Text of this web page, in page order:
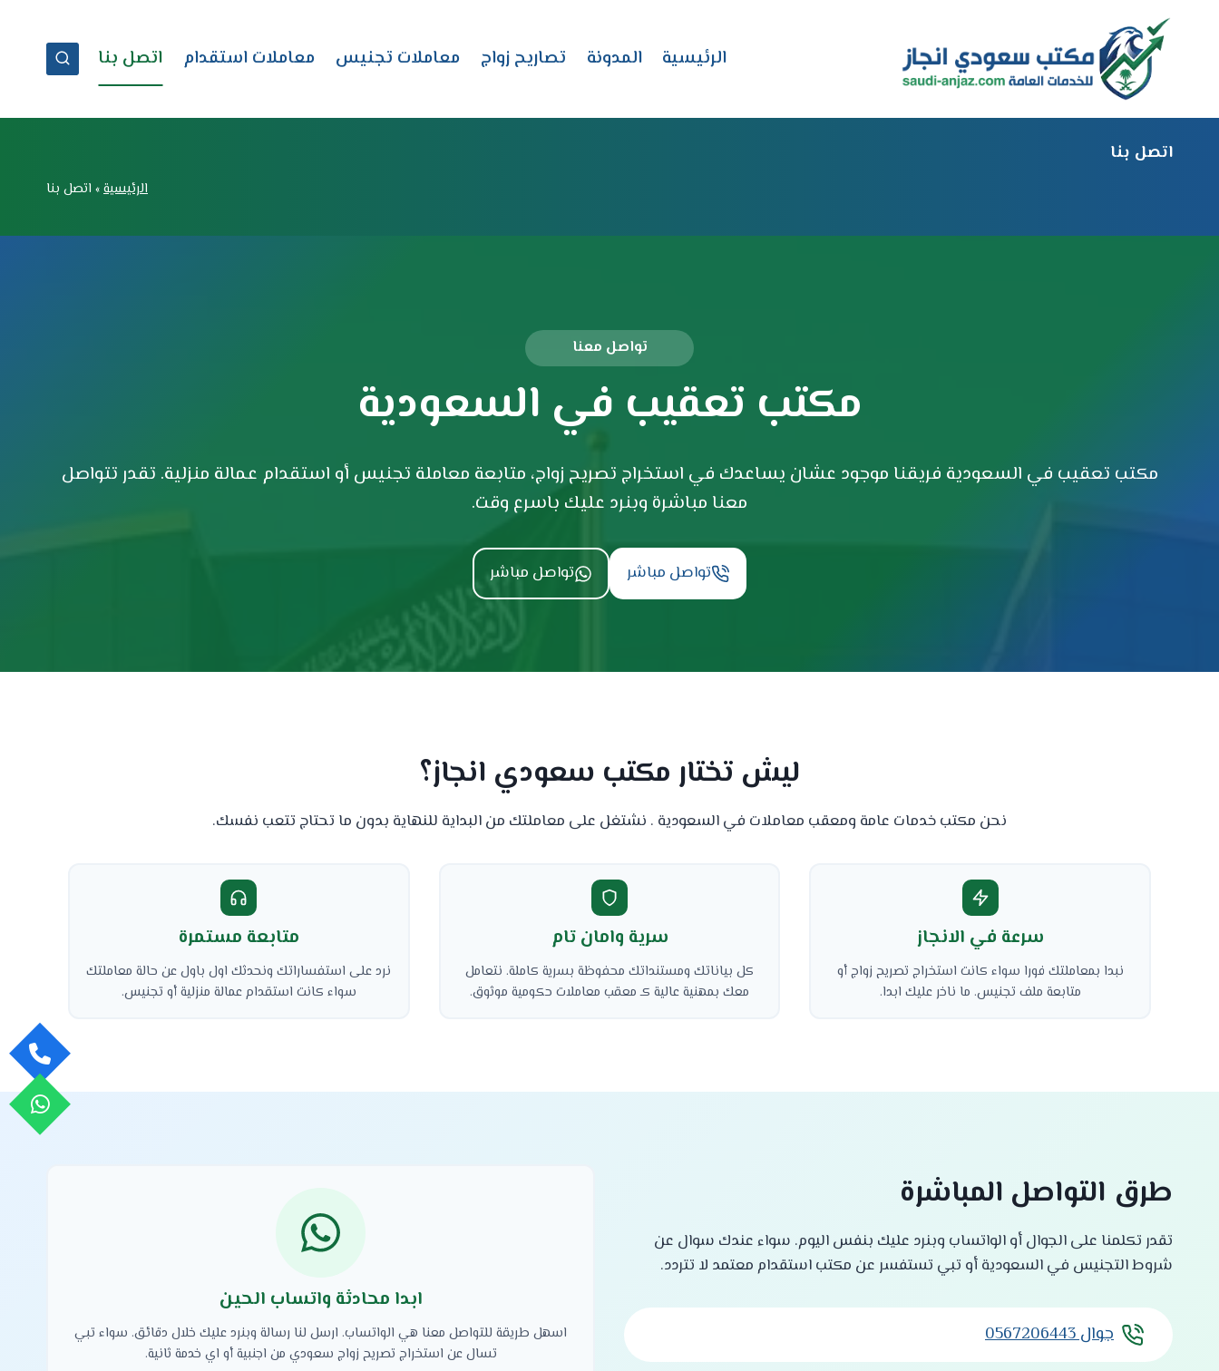
الرئيسية المدونة تصاريح زواج معاملات تجنيس معاملات استقدام اتصل بنا
اتصل بنا
الرئيسية» اتصل بنا
تواصل معنا
مكتب تعقيب في السعودية
مكتب تعقيب في السعودية فريقنا موجود عشان يساعدك في استخراج تصريح زواج، متابعة معاملة تجنيس أو استقدام عمالة منزلية. تقدر تتواصل
معنا مباشرة وبنرد عليك باسرع وقت.
تواصل مباشر تواصل مباشر
ليش تختار مكتب سعودي انجاز؟
نحن مكتب خدمات عامة ومعقب معاملات في السعودية . نشتغل على معاملتك من البداية للنهاية بدون ما تحتاج تتعب نفسك.
سرعة في الانجاز
نبدا بمعاملتك فورا سواء كانت استخراج تصريح زواج أو
متابعة ملف تجنيس. ما ناخر عليك ابدا.
سرية وامان تام
كل بياناتك ومستنداتك محفوظة بسرية كاملة. نتعامل
معك بمهنية عالية كـ معقب معاملات حكومية موثوق.
متابعة مستمرة
نرد على استفساراتك ونحدثك اول باول عن حالة معاملتك
سواء كانت استقدام عمالة منزلية أو تجنيس.
طرق التواصل المباشرة
تقدر تكلمنا على الجوال أو الواتساب وبنرد عليك بنفس اليوم. سواء عندك سوال عن
شروط التجنيس في السعودية أو تبي تستفسر عن مكتب استقدام معتمد لا تتردد.
جوال 0567206443
ابدا محادثة واتساب الحين
اسهل طريقة للتواصل معنا هي الواتساب. ارسل لنا رسالة وبنرد عليك خلال دقائق. سواء تبي
تسال عن استخراج تصريح زواج سعودي من اجنبية أو اي خدمة ثانية.